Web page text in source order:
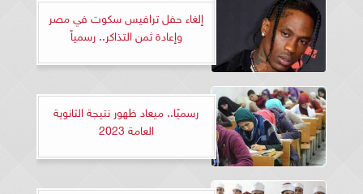
إلغاء حفل ترافيس سكوت في مصر
وإعادة ثمن التذاكر.. رسمياً
رسميًا.. ميعاد ظهور نتيجة الثانوية
العامة 2023